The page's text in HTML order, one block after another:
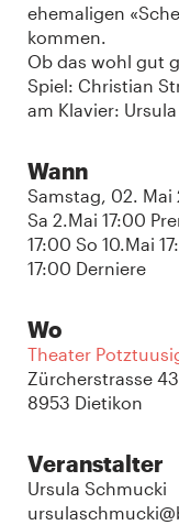
ehemaligen
kommen.
Ob das wohl gut
Spiel: Christian
am Klavier:
Wann
Samstag, 02. Mai
Sa 2.Mai 17:00
17:00 So 10.Mai
17:00 Derniere
Wo
Theater
Zürcherstrasse 43
8953 Dietikon
Veranstalter
Ursula Schmucki